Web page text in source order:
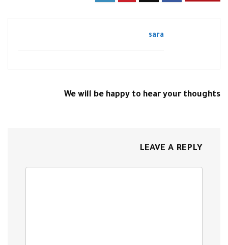
sara
We will be happy to hear your thoughts
LEAVE A REPLY